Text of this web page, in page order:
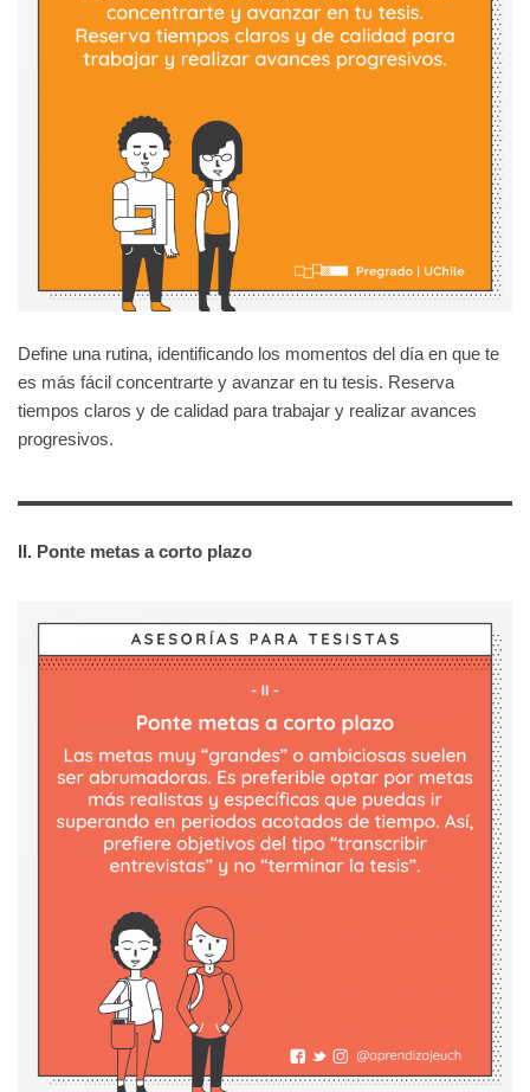
Define una rutina, identificando los momentos del día en que te
es más fácil concentrarte y avanzar en tu tesis. Reserva
tiempos claros y de calidad para trabajar y realizar avances
progresivos.
II. Ponte metas a corto plazo